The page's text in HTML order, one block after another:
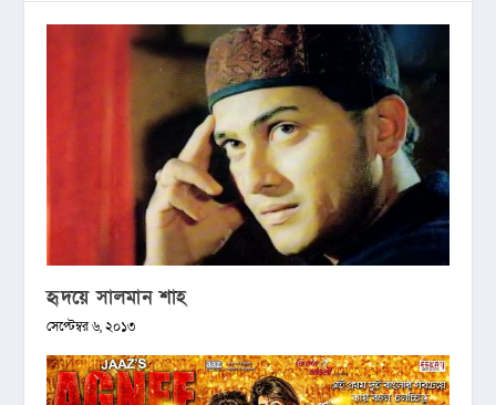
হৃদয়ে সালমান শাহ
সেপ্টেম্বর ৬, ২০১৩